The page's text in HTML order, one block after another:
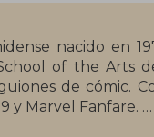
nacido en
of the Arts
de cómic.
y Marvel Fanfare.